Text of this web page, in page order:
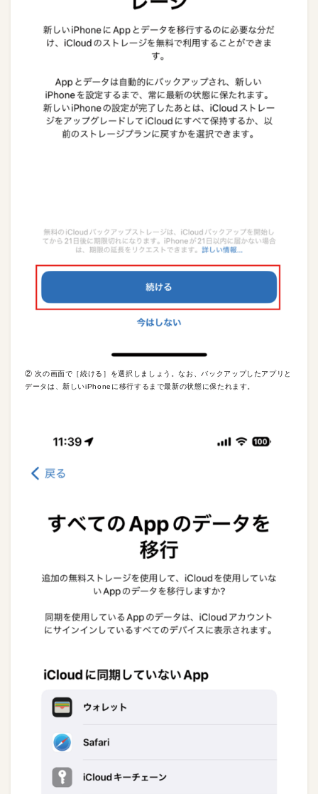
② 次の画面で［続ける］を選択しましょう。なお、バックアップしたアプリと
データは、新しいiPhoneに移行するまで最新の状態に保たれます。